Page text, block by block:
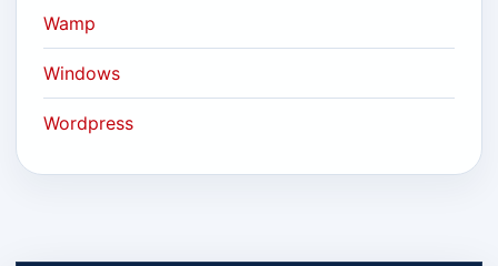
Wamp
Windows
Wordpress